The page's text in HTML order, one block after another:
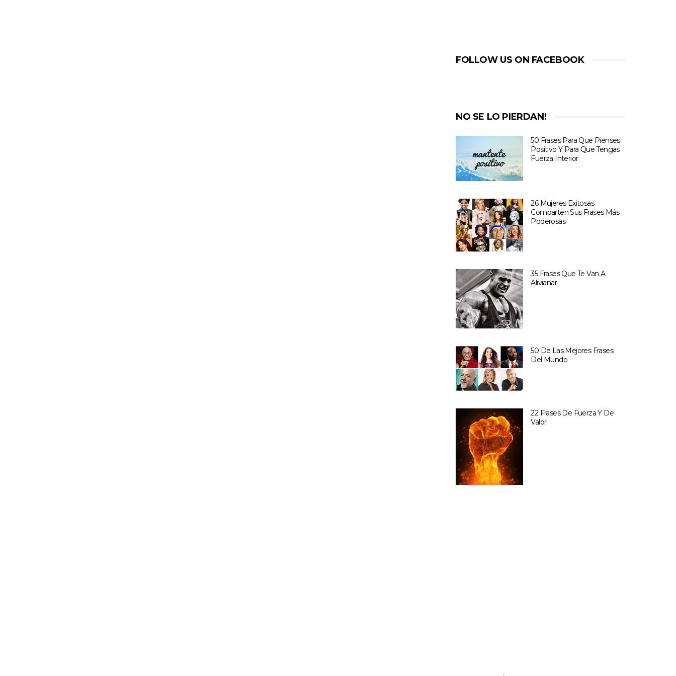
FOLLOW US ON FACEBOOK
NO SE LO PIERDAN!
50 Frases Para Que Pienses
Positivo Y Para Que Tengas
Fuerza Interior
26 Mujeres Exitosas
Comparten Sus Frases Más
Poderosas
35 Frases Que Te Van A
Alivianar
50 De Las Mejores Frases
Del Mundo
22 Frases De Fuerza Y De
Valor